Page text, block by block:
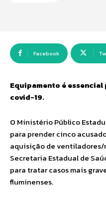
Facebook
Equipamento é
covid-19.
O Ministério Público
para prender cinco
aquisição de ventiladores/
Secretaria Estadual de
para tratar casos mais
fluminenses.